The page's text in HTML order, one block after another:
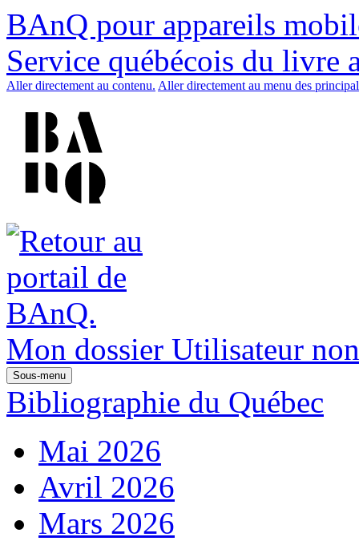
BAnQ pour appareils
Service québécois du livre
Aller directement au contenu. Aller directement au menu des
Mon dossier Utilisateur
Sous-menu
Bibliographie du Québec
Mai 2026
Avril 2026
Mars 2026